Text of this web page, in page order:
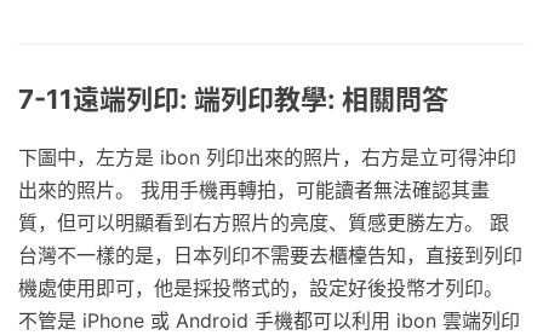
7-11遠端列印: 端列印教學: 相關問答
下圖中，左方是 ibon 列印出來的照片，右方是立可得沖印
出來的照片。 我用手機再轉拍，可能讀者無法確認其畫
質，但可以明顯看到右方照片的亮度、質感更勝左方。 跟
台灣不一樣的是，日本列印不需要去櫃檯告知，直接到列印
機處使用即可，他是採投幣式的，設定好後投幣才列印。
不管是 iPhone 或 Android 手機都可以利用 ibon 雲端列印